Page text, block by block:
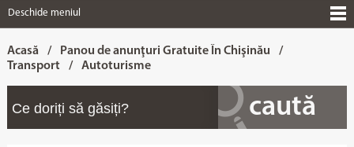
Deschide meniul
Acasă / Panou de anunţuri Gratuite În Chişinău
/
Transport
/ Autoturisme